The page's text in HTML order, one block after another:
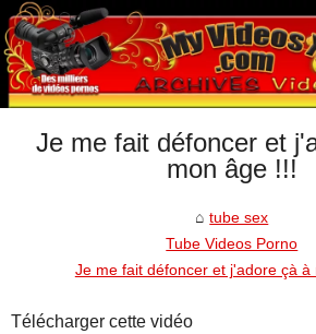
Je me fait défoncer et
mon âge !!!
tube sex
Tube Videos Porno
Je me fait défoncer et j'adore çà à
Télécharger cette vidéo